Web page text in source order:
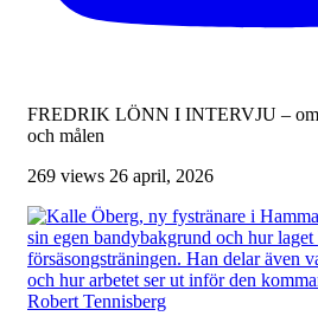
FREDRIK LÖNN I INTERVJU – om
och målen
269 views 26 april, 2026